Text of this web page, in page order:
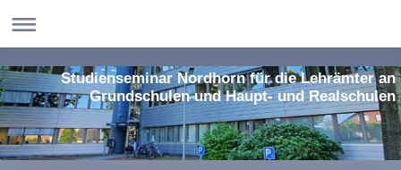
Studienseminar Nordhorn für die Lehrämter an
Grundschulen und Haupt- und Realschulen